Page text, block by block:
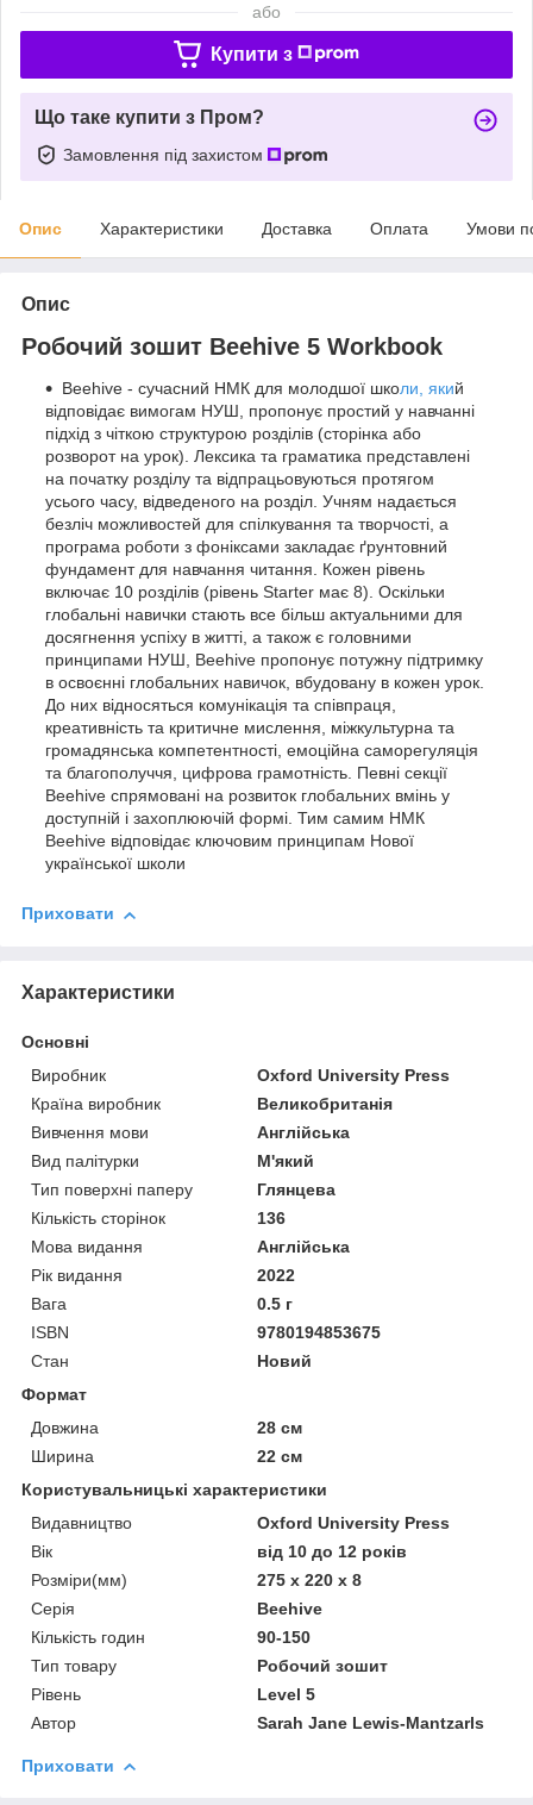
або
Купити з
Що таке купити з Пром?
Замовлення під захистом
Опис Характеристики Доставка Оплата Умови
Опис
Робочий зошит Beehive 5 Workbook
Beehive - сучасний НМК для молодшої школи, який
відповідає вимогам НУШ, пропонує простий у навчанні
підхід з чіткою структурою розділів (сторінка або
розворот на урок). Лексика та граматика представлені
на початку розділу та відпрацьовуються протягом
усього часу, відведеного на розділ. Учням надається
безліч можливостей для спілкування та творчості, а
програма роботи з фоніксами закладає ґрунтовний
фундамент для навчання читання. Кожен рівень
включає 10 розділів (рівень Starter має 8). Оскільки
глобальні навички стають все більш актуальними для
досягнення успіху в житті, а також є головними
принципами НУШ, Beehive пропонує потужну підтримку
в освоєнні глобальних навичок, вбудовану в кожен урок.
До них відносяться комунікація та співпраця,
креативність та критичне мислення, міжкультурна та
громадянськa компетентності, емоційна саморегуляція
та благополуччя, цифрова грамотність. Певні секції
Beehive спрямовані на розвиток глобальних вмінь у
доступній і захоплюючій формі. Тим самим НМК
Beehive відповідає ключовим принципам Нової
української школи
Приховати
Характеристики
Основні
Виробник
Oxford University Press
Країна виробник
Великобританія
Вивчення мови
Англійська
Вид палітурки
М'який
Тип поверхні паперу
Глянцева
Кількість сторінок
136
Мова видання
Англійська
Рік видання
2022
Вага
0.5 г
ISBN
9780194853675
Стан
Новий
Формат
Довжина
28 см
Ширина
22 см
Користувальницькі характеристики
Видавництво
Oxford University Press
Вік
від 10 до 12 років
Розміри(мм)
275 x 220 x 8
Серія
Beehive
Кількість годин
90-150
Тип товару
Робочий зошит
Рівень
Level 5
Автор
Sarah Jane Lewis-Mantzarls
Приховати